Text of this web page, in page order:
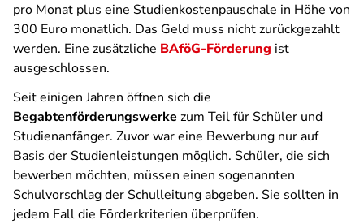
pro Monat plus eine Studienkostenpauschale in Höhe von
300 Euro monatlich. Das Geld muss nicht zurückgezahlt
werden. Eine zusätzliche BAföG-Förderung ist
ausgeschlossen.
Seit einigen Jahren öffnen sich die
Begabtenförderungswerke zum Teil für Schüler und
Studienanfänger. Zuvor war eine Bewerbung nur auf
Basis der Studienleistungen möglich. Schüler, die sich
bewerben möchten, müssen einen sogenannten
Schulvorschlag der Schulleitung abgeben. Sie sollten in
jedem Fall die Förderkriterien überprüfen.